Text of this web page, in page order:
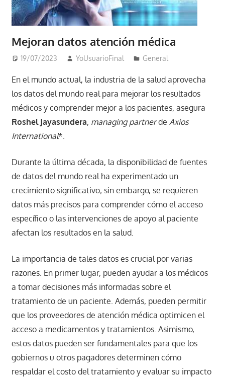
Mejoran datos atención médica
19/07/2023 YoUsuarioFinal General
En el mundo actual, la industria de la salud aprovecha
los datos del mundo real para mejorar los resultados
médicos y comprender mejor a los pacientes, asegura
Roshel Jayasundera, managing partnerde Axios
International*.
Durante la última década, la disponibilidad de fuentes
de datos del mundo real ha experimentado un
crecimiento significativo; sin embargo, se requieren
datos más precisos para comprender cómo el acceso
específico o las intervenciones de apoyo al paciente
afectan los resultados en la salud.
La importancia de tales datos es crucial por varias
razones. En primer lugar, pueden ayudar a los médicos
a tomar decisiones más informadas sobre el
tratamiento de un paciente. Además, pueden permitir
que los proveedores de atención médica optimicen el
acceso a medicamentos y tratamientos. Asimismo,
estos datos pueden ser fundamentales para que los
gobiernos u otros pagadores determinen cómo
respaldar el costo del tratamiento y evaluar su impacto